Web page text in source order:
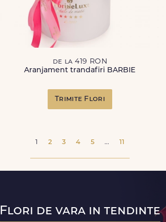
de la 419 RON
Aranjament trandafiri BARBIE
Trimite Flori
1 2 3 4 5 ... 11
Flori de vara in tendinte